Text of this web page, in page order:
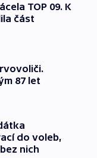
TOP 09. K
část
87 let
do voleb,
nich